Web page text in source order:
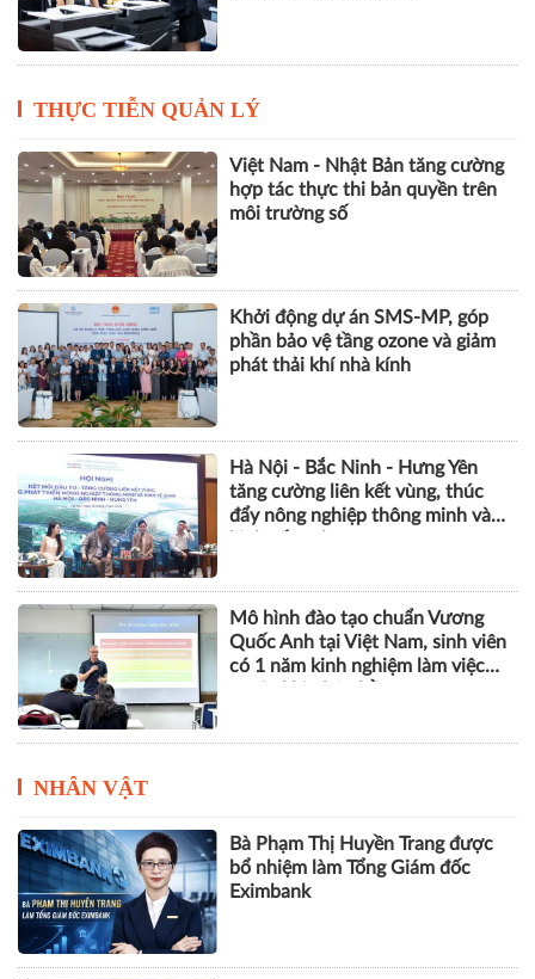
THỰC TIỄN QUẢN LÝ
Việt Nam - Nhật Bản tăng cường
hợp tác thực thi bản quyền trên
môi trường số
Khởi động dự án SMS-MP, góp
phần bảo vệ tầng ozone và giảm
phát thải khí nhà kính
Hà Nội - Bắc Ninh - Hưng Yên
tăng cường liên kết vùng, thúc
đẩy nông nghiệp thông minh và
Mô hình đào tạo chuẩn Vương
Quốc Anh tại Việt Nam, sinh viên
có 1 năm kinh nghiệm làm việc
NHÂN VẬT
Bà Phạm Thị Huyền Trang được
bổ nhiệm làm Tổng Giám đốc
Eximbank